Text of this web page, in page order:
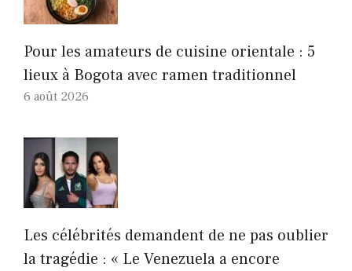
Pour les amateurs de cuisine orientale : 5
lieux à Bogota avec ramen traditionnel
6 août 2026
Les célébrités demandent de ne pas oublier
la tragédie : « Le Venezuela a encore